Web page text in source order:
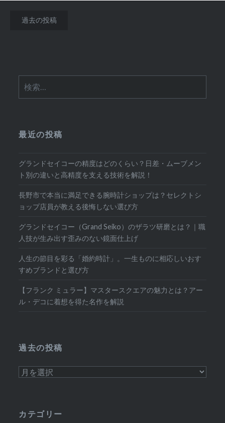
投
ビ
ョ
ン
過去の投稿
索:
最近の投稿
グランドセイコーの精度はどのくらい？日差・ムーブメン
ト別の違いと高精度を支える技術を解説！
長野市で本当に満足できる腕時計ショップは？セレクトシ
ョップ店員が教える後悔しない選び方
グランドセイコー（Grand Seiko）のザラツ研磨とは？｜職
人技が生み出す歪みのない鏡面仕上げ
人生の節目を彩る「婚約時計」。一生ものに相応しいおす
すめブランドと選び方
【フランク ミュラー】マスタースクエアの魅力とは？アー
ル・デコに着想を得た名作を解説
過去の投稿
過
稿
カテゴリー